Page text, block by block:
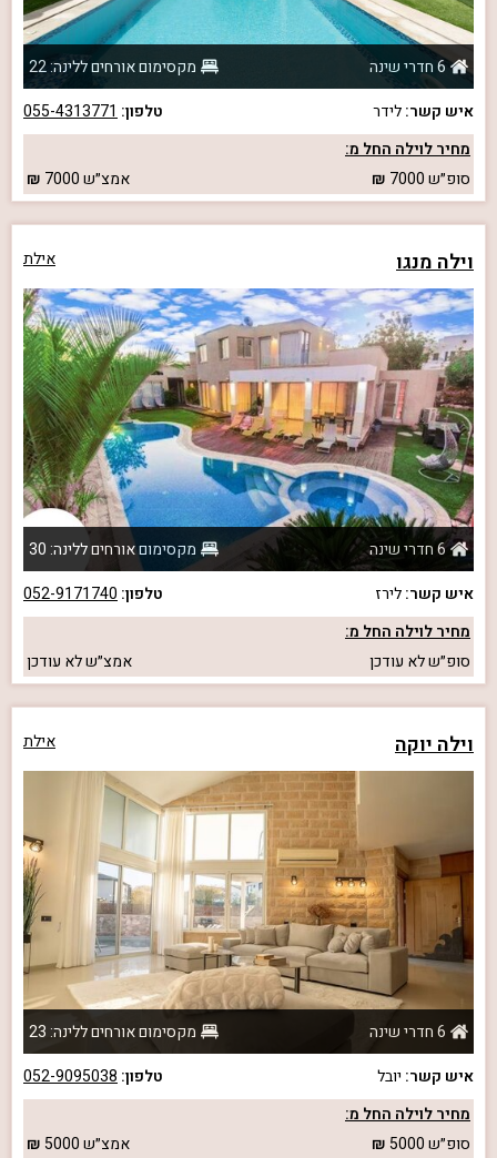
6 חדרי שינה
מקסימום אורחים ללינה: 22
איש קשר:לידר טלפון: 055-4313771
מחיר לוילה החל מ:
סופ״ש7000 אמצ״ש7000
וילה מנגו אילת
6 חדרי שינה
מקסימום אורחים ללינה: 30
איש קשר:לירז טלפון: 052-9171740
מחיר לוילה החל מ:
סופ״שלא עודכן אמצ״שלא עודכן
וילה יוקה אילת
6 חדרי שינה
מקסימום אורחים ללינה: 23
איש קשר: יובל טלפון: 052-9095038
מחיר לוילה החל מ:
סופ״ש5000 אמצ״ש5000